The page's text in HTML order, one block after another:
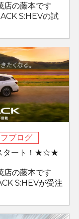
店の藤本です
S:HEVの試
ブログ
タート！★☆★
店の藤本です
S:HEVが受注